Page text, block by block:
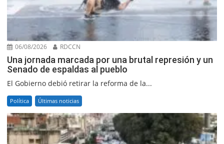
06/08/2026 RDCCN
Una jornada marcada por una brutal represión y un
Senado de espaldas al pueblo
El Gobierno debió retirar la reforma de la...
Política Últimas noticias